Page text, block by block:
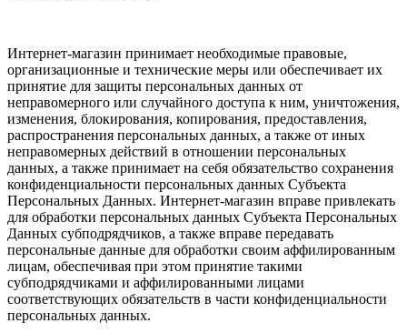
Интернет-магазин принимает необходимые правовые,
организационные и технические меры или обеспечивает их
принятие для защиты персональных данных от
неправомерного или случайного доступа к ним, уничтожения,
изменения, блокирования, копирования, предоставления,
распространения персональных данных, а также от иных
неправомерных действий в отношении персональных
данных, а также принимает на себя обязательство сохранения
конфиденциальности персональных данных Субъекта
Персональных Данных. Интернет-магазин вправе привлекать
для обработки персональных данных Субъекта Персональных
Данных субподрядчиков, а также вправе передавать
персональные данные для обработки своим аффилированным
лицам, обеспечивая при этом принятие такими
субподрядчиками и аффилированными лицами
соответствующих обязательств в части конфиденциальности
персональных данных.